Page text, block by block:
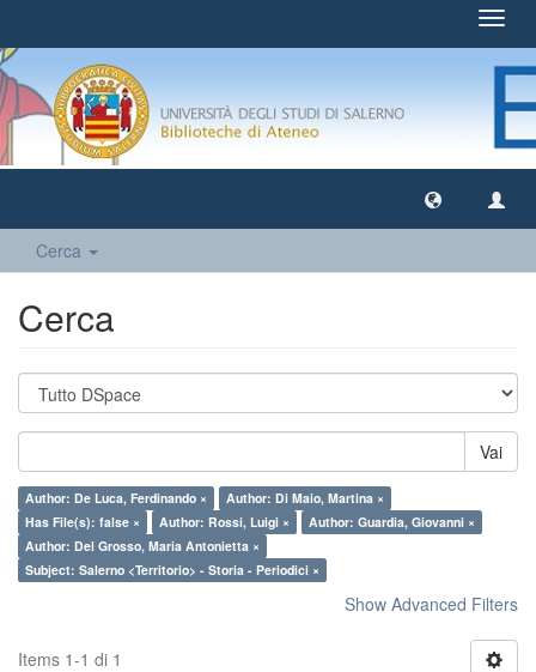
Cerca
Cerca
Vai
Author: De Luca, Ferdinando ×
Author: Di Maio, Martina ×
Has File(s): false ×
Author: Rossi, Luigi ×
Author: Guardia, Giovanni ×
Author: Del Grosso, Maria Antonietta ×
Subject: Salerno <Territorio> - Storia - Periodici ×
Show Advanced Filters
Items 1-1 di 1